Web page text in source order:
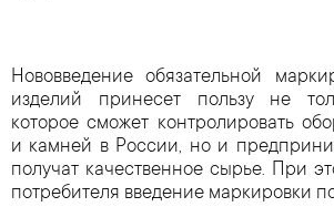
Нововведение обязательной
изделий принесет пользу не
которое сможет контролировать
и камней в России, но и
получат качественное сырье. При
потребителя введение маркировки